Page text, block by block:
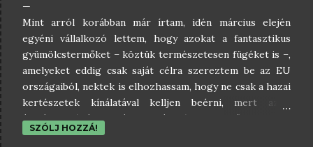
Mint arról korábban már írtam, idén március elején
egyéni vállalkozó lettem, hogy azokat a fantasztikus
gyümölcstermőket – köztük természetesen fügéket is –,
amelyeket eddig csak saját célra szereztem be az EU
országaiból, nektek is elhozhassam, hogy ne csak a hazai
kertészetek kínálatával kelljen beérni, mert azok
általában néhány fajtára korlátozódnak. Ebből az okból
nyitottuk meg Boldog Gyümi webáruházunkat is, ahol
SZÓLJ HOZZÁ!